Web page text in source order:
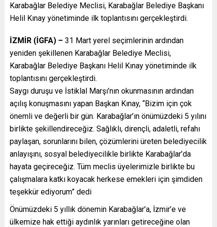
Karabağlar Belediye Meclisi, Karabağlar Belediye Başkanı
Helil Kınay yönetiminde ilk toplantısını gerçekleştirdi.
İZMİR (İGFA) – 31 Mart yerel seçimlerinin ardından
yeniden şekillenen Karabağlar Belediye Meclisi,
Karabağlar Belediye Başkanı Helil Kınay yönetiminde ilk
toplantısını gerçekleştirdi.
Saygı duruşu ve İstiklal Marşı’nın okunmasının ardından
açılış konuşmasını yapan Başkan Kınay, “Bizim için çok
önemli ve değerli bir gün. Karabağlar’ın önümüzdeki 5 yılını
birlikte şekillendireceğiz. Sağlıklı, dirençli, adaletli, refahı
paylaşan, sorunlarını bilen, çözümlerini üreten belediyecilik
anlayışını, sosyal belediyecilikle birlikte Karabağlar’da
hayata geçireceğiz. Tüm meclis üyelerimizle birlikte bu
çalışmalara katkı koyacak herkese emekleri için şimdiden
teşekkür ediyorum” dedi
Önümüzdeki 5 yıllık dönemin Karabağlar’a, İzmir’e ve
ülkemize hak ettiği aydınlık yarınları getireceğine olan